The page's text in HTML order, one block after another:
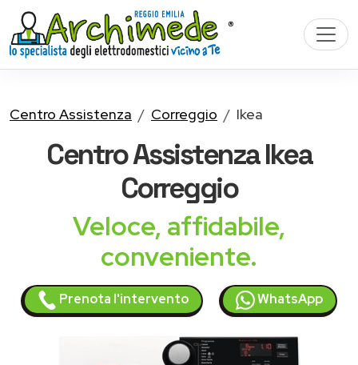
Centro Assistenza Correggio Ikea
Centro AssistenzaIkea
Correggio
Veloce, affidabile,
conveniente.
Prenota l'intervento WhatsApp